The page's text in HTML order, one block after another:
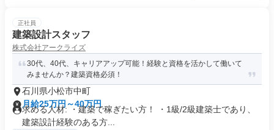
正社員
建築設計スタッフ
株式会社アークライズ
30代、40代、キャリアアップ可能！経験と資格を活かして働いて
みませんか？建築資格必須！
石川県小松市中町
月給25万円～40万円
求める人材: ・建築で稼ぎたい方！ ・1級/2級建築士であり、
建築設計経験のある方...